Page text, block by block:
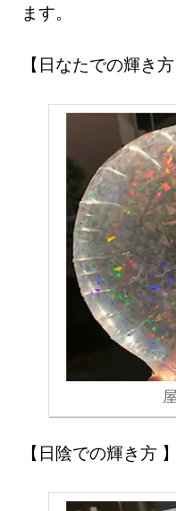
ます。
日なたでの輝き方
日陰での輝き方